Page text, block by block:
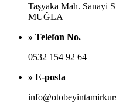
Taşyaka Mah. Sanayi
MUĞLA
» Telefon No.
0532 154 92 64
» E-posta